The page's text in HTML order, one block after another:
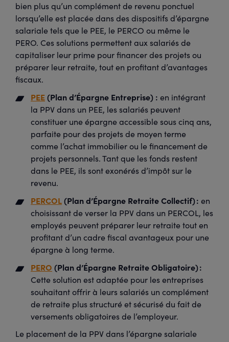
bien plus qu’un complément de revenu ponctuel
lorsqu’elle est placée dans des dispositifs d’épargne
salariale tels que le PEE, le PERCO ou même le
PERO. Ces solutions permettent aux salariés de
capitaliser leur prime pour financer des projets ou
préparer leur retraite, tout en profitant d’avantages
fiscaux.
PEE(Plan d’Épargne Entreprise) : en intégrant
la PPV dans un PEE, les salariés peuvent
constituer une épargne accessible sous cinq ans,
parfaite pour des projets de moyen terme
comme l’achat immobilier ou le financement de
projets personnels. Tant que les fonds restent
dans le PEE, ils sont exonérés d’impôt sur le
revenu.
PERCOL(Plan d’Épargne Retraite Collectif) : en
choisissant de verser la PPV dans un PERCOL, les
employés peuvent préparer leur retraite tout en
profitant d’un cadre fiscal avantageux pour une
épargne à long terme.
PERO (Plan d’Épargne Retraite Obligatoire) :
Cette solution est adaptée pour les entreprises
souhaitant offrir à leurs salariés un complément
de retraite plus structuré et sécurisé du fait de
versements obligatoires de l’employeur.
Le placement de la PPV dans l’épargne salariale